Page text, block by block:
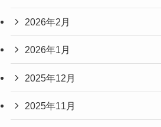
2026年2月
2026年1月
2025年12月
2025年11月